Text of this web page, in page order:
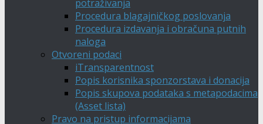
potraživanja
Procedura blagajničkog poslovanja
Procedura izdavanja i obračuna putnih
naloga
Otvoreni podaci
iTransparentnost
Popis korisnika sponzorstava i donacija
Popis skupova podataka s metapodacima
(Asset lista)
Pravo na pristup informacijama